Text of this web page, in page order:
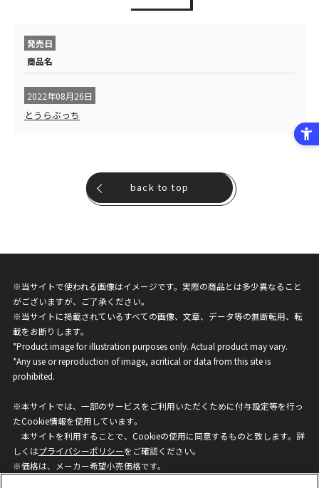
発売日
商品名
2022年08月26日
とうらぶっち
back to top
※当サイトで使われる画像はイメージです。実際の商品とは多少異なること
がございますが、ご了承ください。
※当サイトに掲載されているすべての画像、文章、データ等の無断転用、転
載をお断りします。
*Product image for illustration purposes only. Actual product may vary.
*Any use or reproduction of image, acritical or data from this site is
prohibited.
※本サイトでは、一部のサービスをご利用いただくために付与設定等を行っ
たCookie情報を使用しています。
本サイトを利用することで、Cookieの使用に同意するものと致します。詳
しくはプライバシーポリシーをご確認ください。
※価格は、メーカー希望小売価格です。